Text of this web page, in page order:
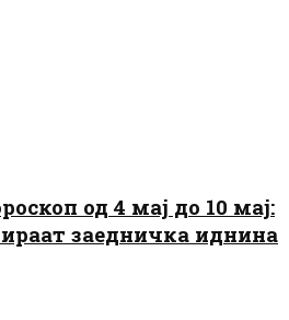
од 4 мај до 10 мај:
заедничка иднина